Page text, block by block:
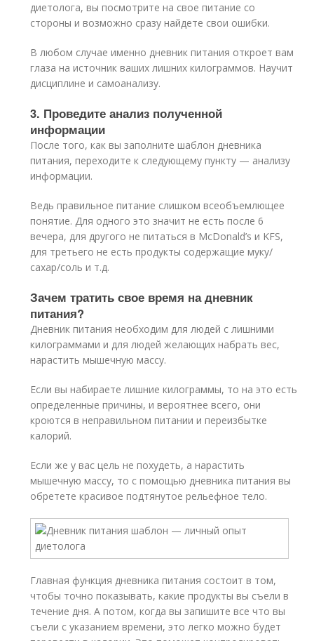
диетолога, вы посмотрите на свое питание со
стороны и возможно сразу найдете свои ошибки.
В любом случае именно дневник питания откроет вам
глаза на источник ваших лишних килограммов. Научит
дисциплине и самоанализу.
3. Проведите анализ полученной
информации
После того, как вы заполните шаблон дневника
питания, переходите к следующему пункту — анализу
информации.
Ведь правильное питание слишком всеобъемлющее
понятие. Для одного это значит не есть после 6
вечера, для другого не питаться в McDonald’s и KFS,
для третьего не есть продукты содержащие муку/
сахар/соль и т.д.
Зачем тратить свое время на дневник
питания?
Дневник питания необходим для людей с лишними
килограммами и для людей желающих набрать вес,
нарастить мышечную массу.
Если вы набираете лишние килограммы, то на это есть
определенные причины, и вероятнее всего, они
кроются в неправильном питании и переизбытке
калорий.
Если же у вас цель не похудеть, а нарастить
мышечную массу, то с помощью дневника питания вы
обретете красивое подтянутое рельефное тело.
Главная функция дневника питания состоит в том,
чтобы точно показывать, какие продукты вы съели в
течение дня. А потом, когда вы запишите все что вы
съели с указанием времени, это легко можно будет